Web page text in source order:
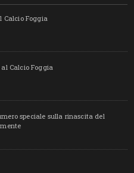
Calcio Foggia
Calcio Foggia
speciale sulla rinascita del